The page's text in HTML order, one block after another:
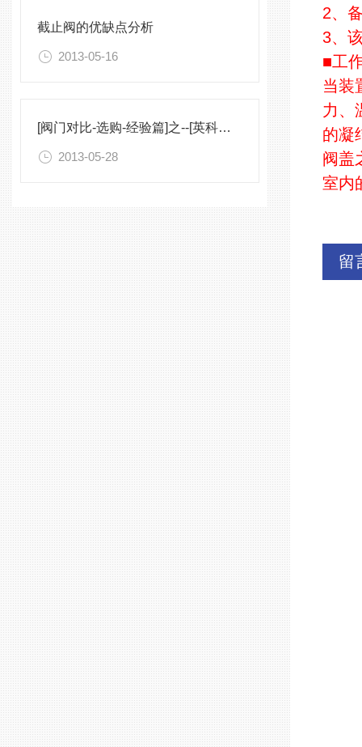
截止阀的优缺点分析
2013-05-16
[阀门对比-选购-经验篇]之--[英科品牌]根据温度和压力选用阀门
2013-05-28
2、
3、
■工
当装
力、
的凝
阀盖
室内
留